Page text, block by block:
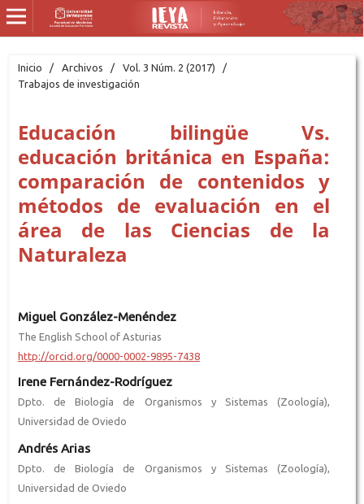
Inicio / Archivos / Vol. 3 Núm. 2 (2017)
/
Trabajos de investigación
Educación bilingüe Vs.
educación británica en España:
comparación de contenidos y
métodos de evaluación en el
área de las Ciencias de la
Naturaleza
Miguel González-Menéndez
The English School of Asturias
http://orcid.org/0000-0002-9895-7438
Irene Fernández-Rodríguez
Dpto. de Biología de Organismos y Sistemas (Zoología),
Universidad de Oviedo
Andrés Arias
Dpto. de Biología de Organismos y Sistemas (Zoología),
Universidad de Oviedo